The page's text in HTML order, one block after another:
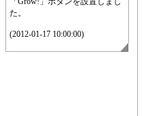
た。
(2012-01-17 10:00:00)